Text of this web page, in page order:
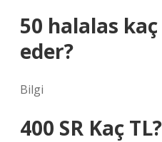
50 halalas
eder?
Bilgi
400 SR Kaç TL?